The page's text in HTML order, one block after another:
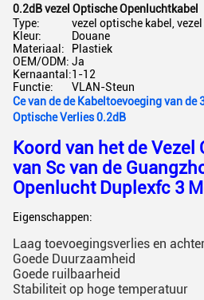
0.2dB vezel Optische Openluchtkabel
Type:
vezel optische kabel,
Kleur:
Douane
Materiaal:
Plastiek
OEM/ODM: Ja
Kernaantal:1-12
Functie:
VLAN-Steun
Ce van de de Kabeltoevoeging van de
Optische Verlies 0.2dB
Koord van het de Vezel
van Sc van de
Openlucht Duplexfc 3
Eigenschappen:
Laag toevoegingsverlies en
Goede Duurzaamheid
Goede ruilbaarheid
Stabiliteit op hoge temperatuur